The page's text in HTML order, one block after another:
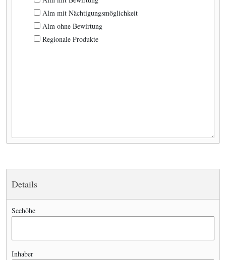
Alm mit Nächtigungsmöglichkeit
Alm ohne Bewirtung
Regionale Produkte
Details
Seehöhe
Inhaber